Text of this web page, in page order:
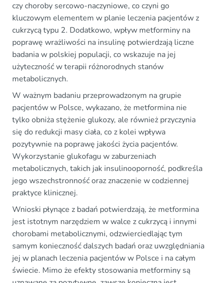
czy choroby sercowo-naczyniowe, co czyni go
kluczowym elementem w planie leczenia pacjentów z
cukrzycą typu 2. Dodatkowo, wpływ metforminy na
poprawę wrażliwości na insulinę potwierdzają liczne
badania w polskiej populacji, co wskazuje na jej
użyteczność w terapii różnorodnych stanów
metabolicznych.
W ważnym badaniu przeprowadzonym na grupie
pacjentów w Polsce, wykazano, że metformina nie
tylko obniża stężenie glukozy, ale również przyczynia
się do redukcji masy ciała, co z kolei wpływa
pozytywnie na poprawę jakości życia pacjentów.
Wykorzystanie glukofagu w zaburzeniach
metabolicznych, takich jak insulinooporność, podkreśla
jego wszechstronność oraz znaczenie w codziennej
praktyce klinicznej.
Wnioski płynące z badań potwierdzają, że metformina
jest istotnym narzędziem w walce z cukrzycą i innymi
chorobami metabolicznymi, odzwierciedlając tym
samym konieczność dalszych badań oraz uwzględniania
jej w planach leczenia pacjentów w Polsce i na całym
świecie. Mimo że efekty stosowania metforminy są